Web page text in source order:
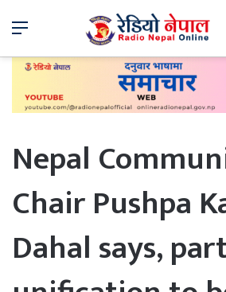
Menu
Nepal
Chair Pushpa
Dahal says,